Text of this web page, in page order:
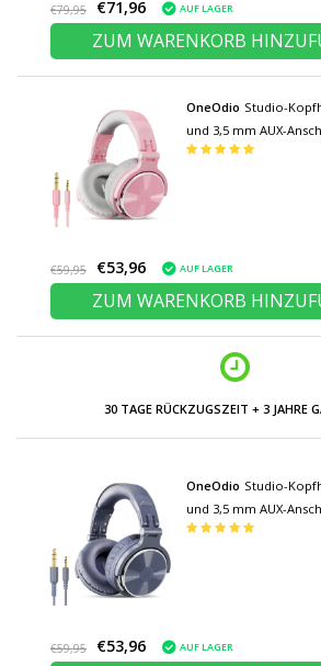
€79,95 €71,96 AUF LAGER
ZUM WARENKORB
OneOdio Studio-
und 3,5 mm AUX-
Mikrofon DJ-Kopfhörer
€59,95 €53,96 AUF LAGER
ZUM WARENKORB
NIEDRIGE PREISE UND GROSSE
OneOdio Studio-
und 3,5 mm AUX-
Mikrofon DJ-Kopfhörer
€59,95 €53,96 AUF LAGER